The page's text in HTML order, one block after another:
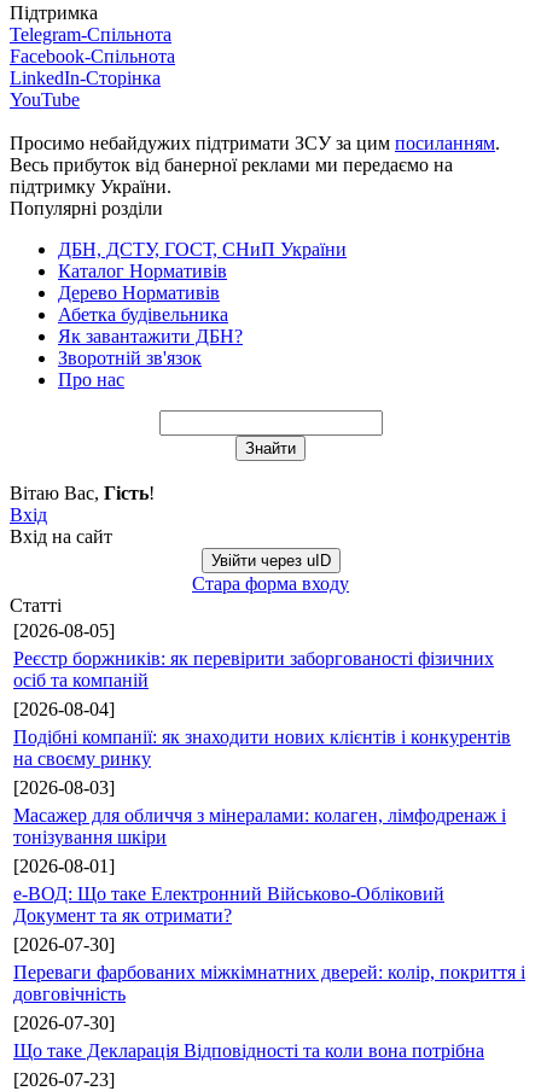
Підтримка
Telegram-Спільнота
Facebook-Спільнота
LinkedIn-Сторінка
YouTube
Просимо небайдужих підтримати ЗСУ за цим посиланням.
Весь прибуток від банерної реклами ми передаємо на
підтримку України.
Популярні розділи
ДБН, ДСТУ, ГОСТ, СНиП України
Каталог Нормативів
Дерево Нормативів
Абетка будівельника
Як завантажити ДБН?
Зворотній зв'язок
Про нас
Вітаю Вас, Гість!
Вхід
Вхід на сайт
Увійти через uID
Стара форма входу
Статті
[2026-08-05]
Реєстр боржників: як перевірити заборгованості фізичних
осіб та компаній
[2026-08-04]
Подібні компанії: як знаходити нових клієнтів і конкурентів
на своєму ринку
[2026-08-03]
Масажер для обличчя з мінералами: колаген, лімфодренаж і
тонізування шкіри
[2026-08-01]
е-ВОД: Що таке Електронний Військово-Обліковий
Документ та як отримати?
[2026-07-30]
Переваги фарбованих міжкімнатних дверей: колір, покриття і
довговічність
[2026-07-30]
Що таке Декларація Відповідності та коли вона потрібна
[2026-07-23]